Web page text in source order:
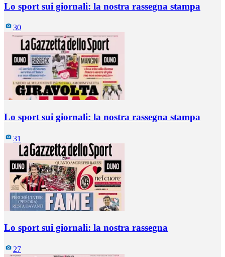
Lo sport sui giornali: la nostra rassegna stampa
30
Lo sport sui giornali: la nostra rassegna stampa
31
Lo sport sui giornali: la nostra rassegna
27